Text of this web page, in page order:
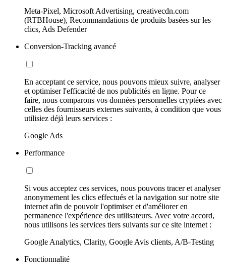
Meta-Pixel, Microsoft Advertising, creativecdn.com
(RTBHouse), Recommandations de produits basées sur les
clics, Ads Defender
Conversion-Tracking avancé
En acceptant ce service, nous pouvons mieux suivre, analyser
et optimiser l'efficacité de nos publicités en ligne. Pour ce
faire, nous comparons vos données personnelles cryptées avec
celles des fournisseurs externes suivants, à condition que vous
utilisiez déjà leurs services :
Google Ads
Performance
Si vous acceptez ces services, nous pouvons tracer et analyser
anonymement les clics effectués et la navigation sur notre site
internet afin de pouvoir l'optimiser et d'améliorer en
permanence l'expérience des utilisateurs. Avec votre accord,
nous utilisons les services tiers suivants sur ce site internet :
Google Analytics, Clarity, Google Avis clients, A/B-Testing
Fonctionnalité